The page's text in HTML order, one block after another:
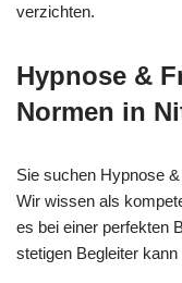
verzichten.
Hypnose &
Normen in
Sie suchen Hypnose
Wir wissen als
es bei einer perfekten
stetigen Begleiter